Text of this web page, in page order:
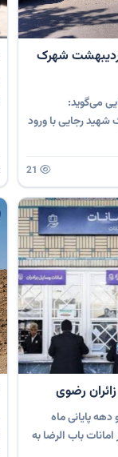
شهرک
می‌گوید:
رجایی با ورود
رضوی
پایانی ماه
باب الرضا به